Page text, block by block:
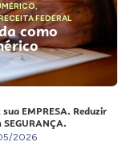
,
FEDERAL
como
EMPRESA. Reduzir
2026